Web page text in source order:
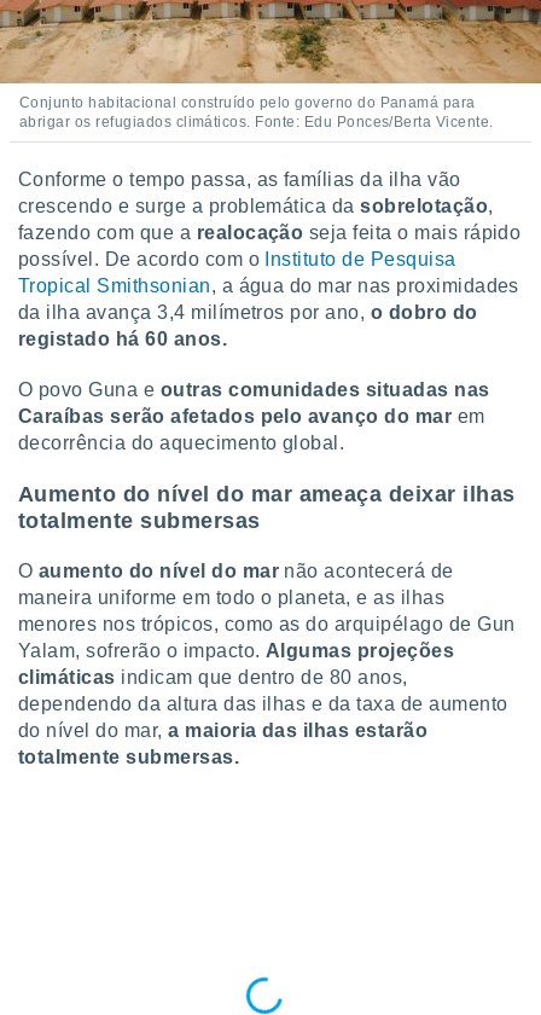
utilizar
criar
medir
da
medir o
dos
de
ou
de dados
fontes,
dados
através
Conjunto habitacional construído pelo governo do Panamá para
abrigar os refugiados climáticos. Fonte: Edu Ponces/Berta Vicente.
Conforme o tempo passa, as famílias da ilha vão
crescendo e surge a problemática dasobrelotação,
fazendo com que a realocação seja feita o mais rápido
possível. De acordo com o Instituto de Pesquisa
Tropical Smithsonian, a água do mar nas proximidades
da ilha avança 3,4 milímetros por ano, o dobro do
registado há 60 anos.
O povo Guna e outras comunidades situadas nas
Caraíbas serão afetados pelo avanço do mar em
decorrência do aquecimento global.
Aumento do nível do mar ameaça deixar ilhas
totalmente submersas
O aumento do nível do mar não acontecerá de
maneira uniforme em todo o planeta, e as ilhas
menores nos trópicos, como as do arquipélago de Gun
Yalam, sofrerão o impacto. Algumas projeções
climáticas indicam que dentro de 80 anos,
dependendo da altura das ilhas e da taxa de aumento
do nível do mar,a maioria das ilhas estarão
totalmente submersas.